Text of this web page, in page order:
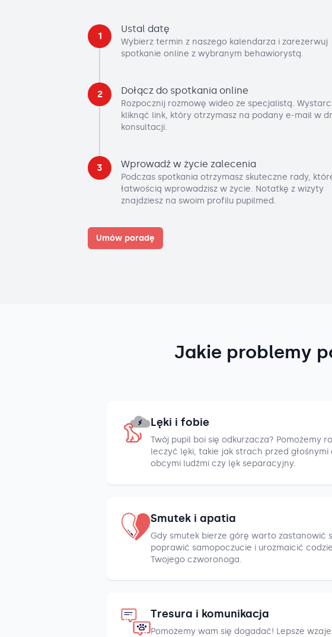
1
Ustal datę
Wybierz termin z naszego kalendarza i zarezerwuj
spotkanie online z wybranym behawiorystą.
2 Dołącz do spotkania online
Rozpocznij rozmowę wideo ze specjalistą.
kliknąć link, który otrzymasz na podany e-mail w
konsultacji.
3 Wprowadź w życie zalecenia
Podczas spotkania otrzymasz skuteczne rady,
łatwością wprowadzisz w życie. Notatkę z wizyty
znajdziesz na swoim profilu pupilmed.
Umów poradę
Jakie problemy
Lęki i fobie
Twój pupil boi się odkurzacza? Pomożemy
leczyć lęki, takie jak strach przed głośnymi
obcymi ludźmi czy lęk separacyjny.
Smutek i apatia
Gdy smutek bierze górę warto zastanowić
poprawić samopoczucie i urozmaicić
Twojego czworonoga.
Tresura i komunikacja
Pomożemy wam się dogadać! Lepsze